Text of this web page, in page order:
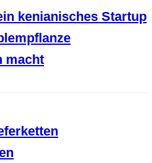
kenianisches Startup
macht